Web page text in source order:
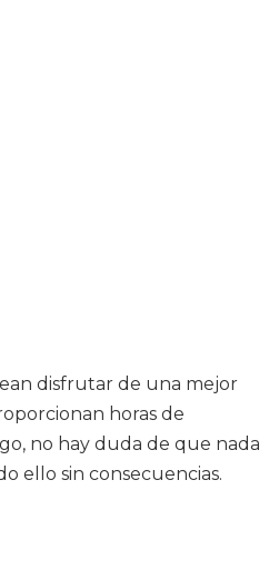
disfrutar de una mejor
horas de
no hay duda de que nada
ello sin consecuencias.